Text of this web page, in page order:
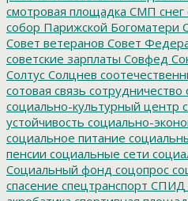
смотровая площадка СМП снег
собор Парижской Богоматери
Совет ветеранов Совет
советские зарплаты Совфед
Солтус Солцнев
сотовая связь сотрудничество
социально-культурный центр
устойчивость социально-
социальное питание
пенсии социальные сети
Социальный фонд соцопрос
спасение спецтранспорт СПИД